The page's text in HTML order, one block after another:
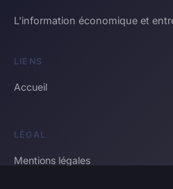
L'information économique et
LIENS
Accueil
LÉGAL
Mentions légales